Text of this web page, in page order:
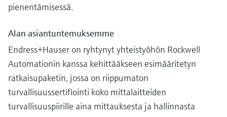
pienentämisessä.
Alan asiantuntemuksemme
Endress+Hauser on ryhtynyt yhteistyöhön Rockwell
Automationin kanssa kehittääkseen esimääritetyn
ratkaisupaketin, jossa on riippumaton
turvallisuussertifiointi koko mittalaitteiden
turvallisuuspiirille aina mittauksesta ja hallinnasta